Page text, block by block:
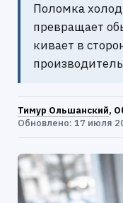
Поломка
превращает
кивает в
Тимур Ольшанский,
Обновлено: 17 июля